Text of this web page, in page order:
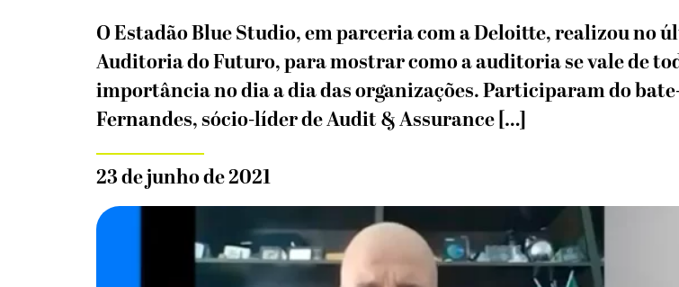
O Estadão Blue Studio, em parceria com a Deloitte, realizou no
Auditoria do Futuro, para mostrar como a auditoria se vale de
importância no dia a dia das organizações. Participaram do
Fernandes, sócio-líder de Audit & Assurance […]
23 de junho de 2021